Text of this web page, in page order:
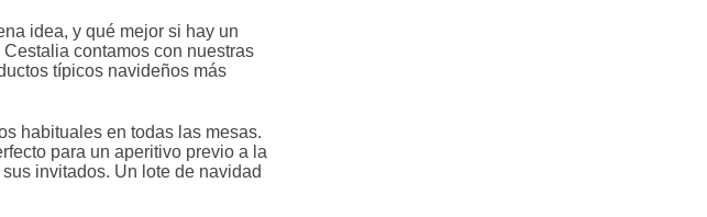
idea, y qué mejor si hay un
contamos con nuestras
típicos navideños más
habituales en todas las mesas.
para un aperitivo previo a la
invitados. Un lote de navidad